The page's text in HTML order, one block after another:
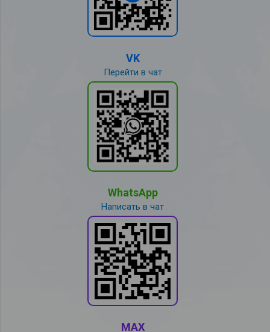
VK
Перейти в чат
WhatsApp
Написать в чат
MAX